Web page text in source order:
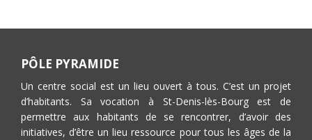
PÔLE PYRAMIDE
Un centre social est un lieu ouvert à tous. C’est un projet
d’habitants. Sa vocation à St-Denis-lès-Bourg est de
permettre aux habitants de se rencontrer, d’avoir des
initiatives, d’être un lieu ressource pour tous les âges de la